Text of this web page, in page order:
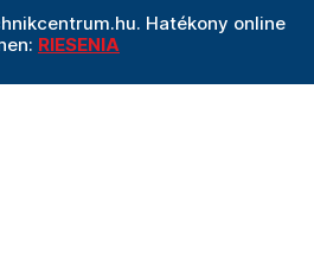
Hatékony online
RIESENIA